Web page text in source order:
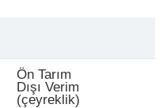
Ön Tarım
Dışı Verim
(çeyreklik)